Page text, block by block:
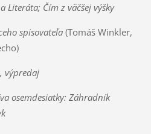
Literáta; Čím z väčšej výšky
spisovateľa(Tomáš Winkler,
výpredaj
osemdesiatky: Záhradník